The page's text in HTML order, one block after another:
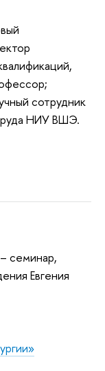
сотрудник
НИУ ВШЭ.
– семинар,
Евгения